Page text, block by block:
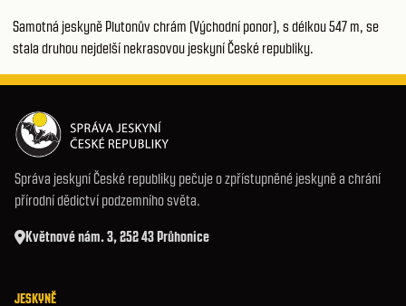
Samotná jeskyně Plutonův chrám (Východní ponor), s délkou 547 m, se
stala druhou nejdelší nekrasovou jeskyní České republiky.
Správa jeskyní České republiky pečuje o zpřístupněné jeskyně a chrání
přírodní dědictví podzemního světa.
Květnové nám. 3, 252 43 Průhonice
JESKYNĚ